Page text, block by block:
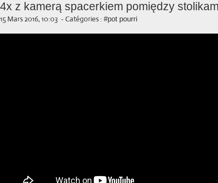
4x z kamerą spacerkiem pomiędzy
15 Mars 2016, 10:03 - Catégories : #pot pourri